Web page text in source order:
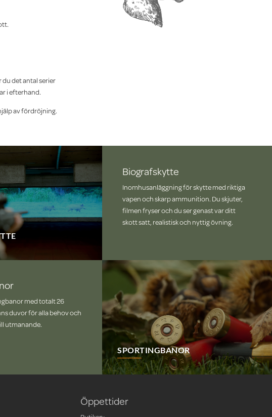
du det antal serier
i efterhand.
av fördröjning.
Biografskytte
Inomhusanläggning för skytte med riktiga
vapen och skarp ammunition. Du skjuter,
filmen fryser och du ser genast var ditt
skott satt, realistisk och nyttig övning.
med totalt 26
duvor för alla behov och
utmanande.
SPORTINGBANOR
Öppettider